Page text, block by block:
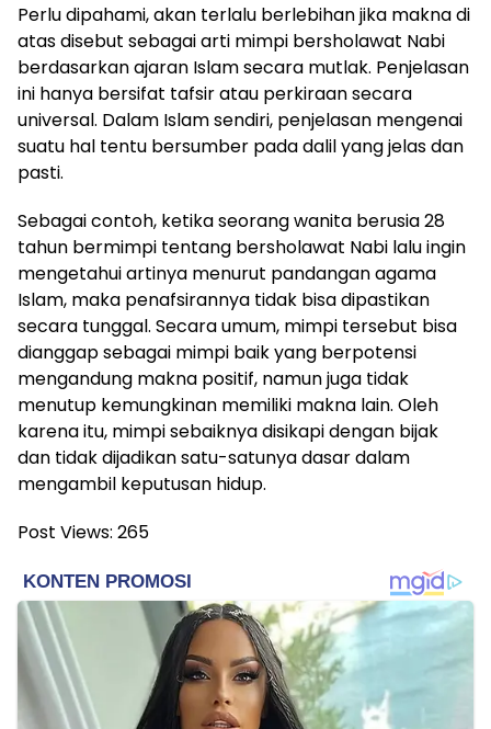
Perlu dipahami, akan terlalu berlebihan jika makna di
atas disebut sebagai arti mimpi bersholawat Nabi
berdasarkan ajaran Islam secara mutlak. Penjelasan
ini hanya bersifat tafsir atau perkiraan secara
universal. Dalam Islam sendiri, penjelasan mengenai
suatu hal tentu bersumber pada dalil yang jelas dan
pasti.
Sebagai contoh, ketika seorang wanita berusia 28
tahun bermimpi tentang bersholawat Nabi lalu ingin
mengetahui artinya menurut pandangan agama
Islam, maka penafsirannya tidak bisa dipastikan
secara tunggal. Secara umum, mimpi tersebut bisa
dianggap sebagai mimpi baik yang berpotensi
mengandung makna positif, namun juga tidak
menutup kemungkinan memiliki makna lain. Oleh
karena itu, mimpi sebaiknya disikapi dengan bijak
dan tidak dijadikan satu-satunya dasar dalam
mengambil keputusan hidup.
Post Views: 265